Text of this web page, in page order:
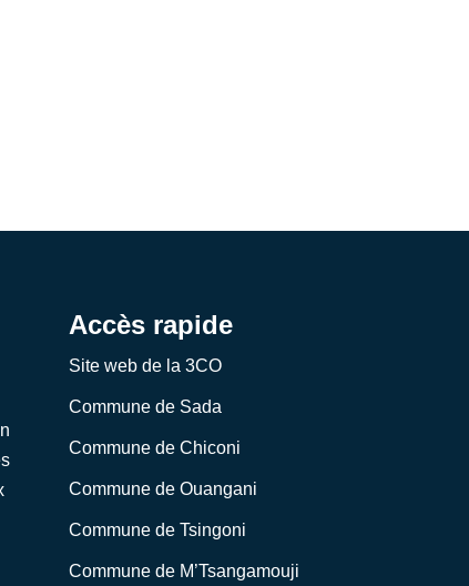
Accès rapide
Site web de la 3CO
Commune de Sada
Commune de Chiconi
Commune de Ouangani
Commune de Tsingoni
Commune de M’Tsangamouji